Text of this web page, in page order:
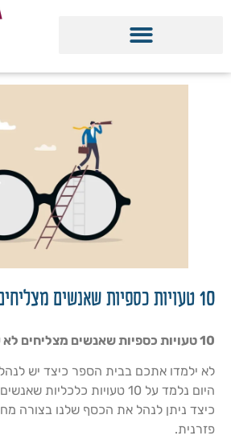
10 טעויות כספיות שאנשים מצליחים לא עושים
10 טעויות כספיות שאנשים מצליחים לא עושים:
לא ילמדו אתכם בבית הספר כיצד יש
היום נלמד על 10 טעויות
כיצד ניתן לנהל את הכסף שלנו בצורה
פזרנית.